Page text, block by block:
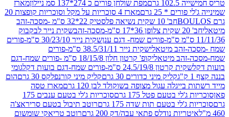
גרם
מפת שולחן פורים כ 274*137 סמ ניילון
מארז
* 25 גרם
מארז 4 סוכריות על מקל וסוכריות קופצות 20
חב' 10 שקית נשיאה פלסטיק 22*32 ס"מ -מסכה-זהב
שקית נייר לבקבוק
שקית נייר 30/23/10 ס"מ-פורים
זהב מיטאלי
שקית נייר 38.5/31/11 ס"מ-פורים
מיטאלי
קופ' קרטון חלון 18/15/8 ס"מ -פורים שמח-דגם
שקית קרטון 24.5/19/8 ס"מ-פורים שמח-דגם בועות דקל
גומי
קליק מיני כדורים 30 גרם
קליק מיני קורנפלקס 30 גרם
הום
עגול מצופה בשוקולד לבן 120 גרם
מארז טסה
בטעם פטל 175 גרם
סוכריות ג'לי בטעם ענבים 175
ג'לי בטעם תות שדה 175 גרם
רוטב תיבול בטעם סריראצ'ה
נודלס פתאי עבה/דק 200 גרם
רוטב טריאקי שומשום